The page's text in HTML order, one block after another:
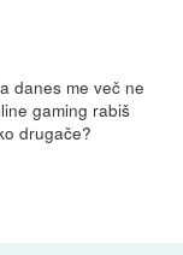
danes me več ne
gaming rabiš
drugače?